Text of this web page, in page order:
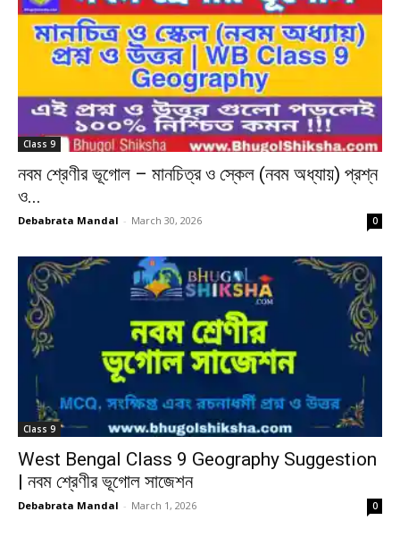
Class 9
নবম শ্রেণীর ভূগোল – মানচিত্র ও স্কেল (নবম অধ্যায়) প্রশ্ন
ও...
Debabrata Mandal - March 30, 2026 0
Class 9
West Bengal Class 9 Geography Suggestion
| নবম শ্রেণীর ভূগোল সাজেশন
Debabrata Mandal - March 1, 2026 0